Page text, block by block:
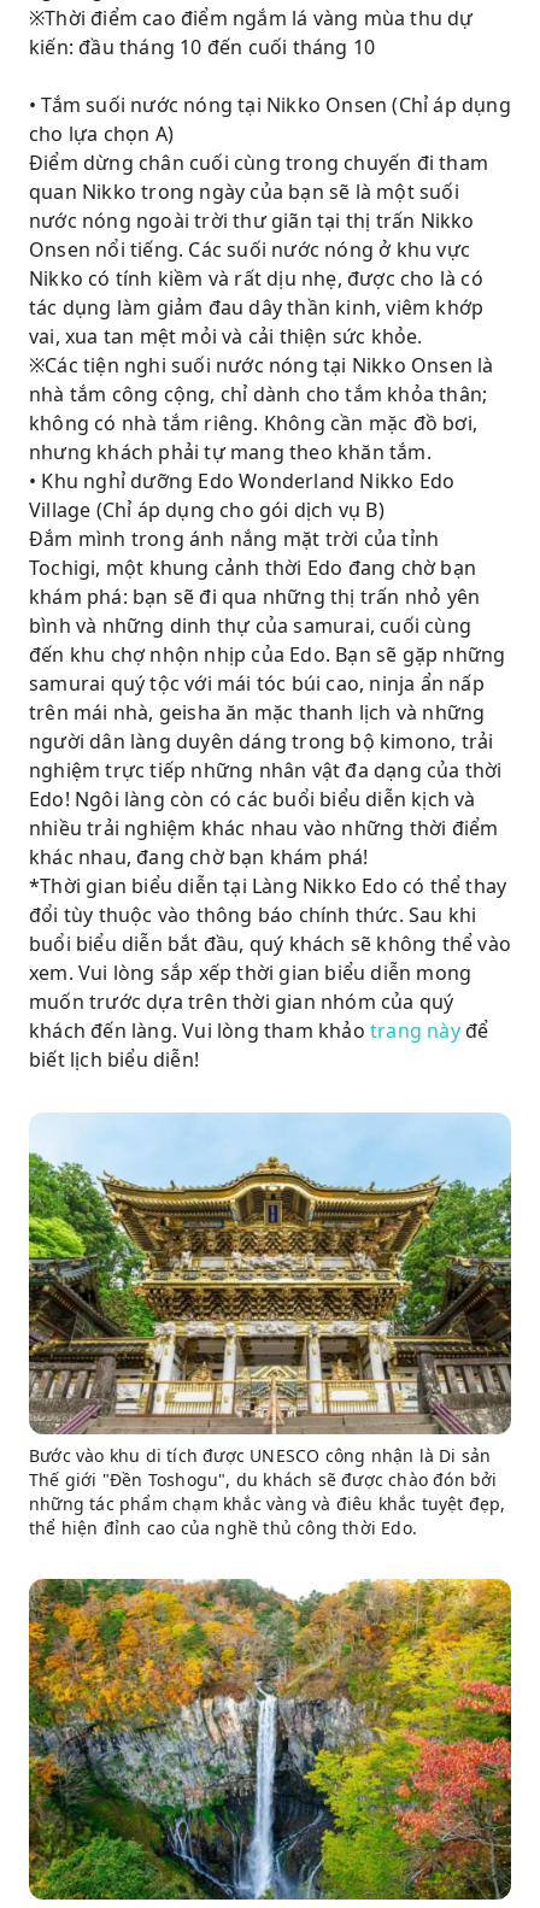
※Thời điểm cao điểm ngắm lá vàng mùa thu dự
kiến: đầu tháng 10 đến cuối tháng 10
• Tắm suối nước nóng tại Nikko Onsen (Chỉ áp dụng
cho lựa chọn A)
Điểm dừng chân cuối cùng trong chuyến đi tham
quan Nikko trong ngày của bạn sẽ là một suối
nước nóng ngoài trời thư giãn tại thị trấn Nikko
Onsen nổi tiếng. Các suối nước nóng ở khu vực
Nikko có tính kiềm và rất dịu nhẹ, được cho là có
tác dụng làm giảm đau dây thần kinh, viêm khớp
vai, xua tan mệt mỏi và cải thiện sức khỏe.
※Các tiện nghi suối nước nóng tại Nikko Onsen là
nhà tắm công cộng, chỉ dành cho tắm khỏa thân;
không có nhà tắm riêng. Không cần mặc đồ bơi,
nhưng khách phải tự mang theo khăn tắm.
• Khu nghỉ dưỡng Edo Wonderland Nikko Edo
Village (Chỉ áp dụng cho gói dịch vụ B)
Đắm mình trong ánh nắng mặt trời của tỉnh
Tochigi, một khung cảnh thời Edo đang chờ bạn
khám phá: bạn sẽ đi qua những thị trấn nhỏ yên
bình và những dinh thự của samurai, cuối cùng
đến khu chợ nhộn nhịp của Edo. Bạn sẽ gặp những
samurai quý tộc với mái tóc búi cao, ninja ẩn nấp
trên mái nhà, geisha ăn mặc thanh lịch và những
người dân làng duyên dáng trong bộ kimono, trải
nghiệm trực tiếp những nhân vật đa dạng của thời
Edo! Ngôi làng còn có các buổi biểu diễn kịch và
nhiều trải nghiệm khác nhau vào những thời điểm
khác nhau, đang chờ bạn khám phá!
*Thời gian biểu diễn tại Làng Nikko Edo có thể thay
đổi tùy thuộc vào thông báo chính thức. Sau khi
buổi biểu diễn bắt đầu, quý khách sẽ không thể vào
xem. Vui lòng sắp xếp thời gian biểu diễn mong
muốn trước dựa trên thời gian nhóm của quý
khách đến làng. Vui lòng tham khảo trang nàyđể
biết lịch biểu diễn!
Bước vào khu di tích được UNESCO công nhận là Di sản
Thế giới "Đền Toshogu", du khách sẽ được chào đón bởi
những tác phẩm chạm khắc vàng và điêu khắc tuyệt đẹp,
thể hiện đỉnh cao của nghề thủ công thời Edo.